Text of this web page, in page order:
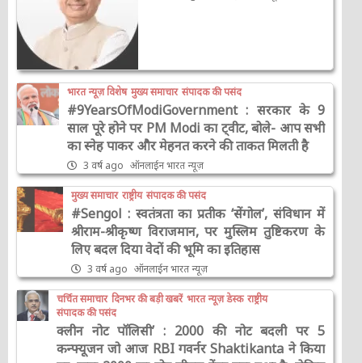
भारत न्यूज़ विशेष मुख्य समाचार संपादक की पसंद
#9YearsOfModiGovernment : सरकार के 9
साल पूरे होने पर PM Modi का ट्वीट, बोले- आप सभी
का स्नेह पाकर और मेहनत करने की ताकत मिलती है
3 वर्ष ago ऑनलाईन भारत न्यूज़
मुख्य समाचार राष्ट्रीय संपादक की पसंद
#Sengol : स्वतंत्रता का प्रतीक ‘सेंगोल’, संविधान में
श्रीराम-श्रीकृष्ण विराजमान, पर मुस्लिम तुष्टिकरण के
लिए बदल दिया वेदों की भूमि का इतिहास
3 वर्ष ago ऑनलाईन भारत न्यूज़
चर्चित समाचार दिनभर की बड़ी खबरें भारत न्यूज़ डेस्क राष्ट्रीय
संपादक की पसंद
क्लीन नोट पॉलिसी’ : 2000 की नोट बदली पर 5
कन्फ्यूजन जो आज RBI गवर्नर Shaktikanta ने किया